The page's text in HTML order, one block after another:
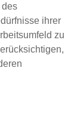
des
ihrer
zu